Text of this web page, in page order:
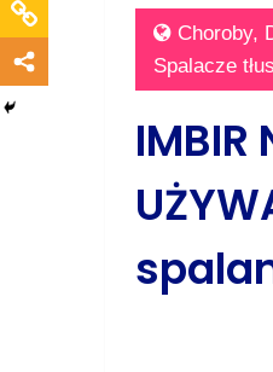
Choroby,
Spalacze
IMBIR